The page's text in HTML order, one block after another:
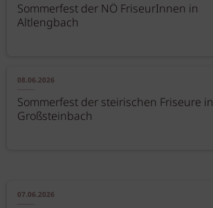
Sommerfest der NÖ FriseurInnen in
Altlengbach
08.06.2026
Sommerfest der steirischen Friseure in
Großsteinbach
07.06.2026